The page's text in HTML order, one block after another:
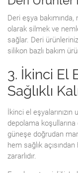
Deri eşya
olarak silmek ve
sağlar. Deri
silikon bazlı bakım
3. İkinci El
Sağlıklı
İkinci el
depolama
güneşe doğrudan
hem sağlık açısından
zararlıdır.